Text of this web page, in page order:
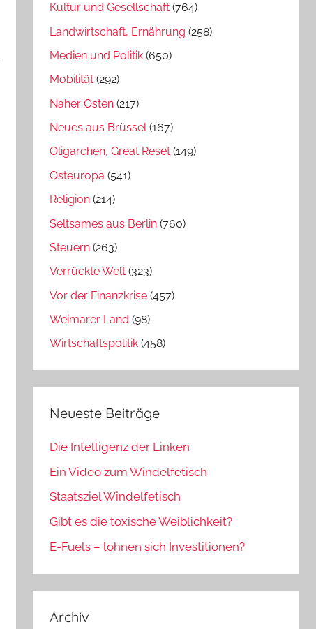
Kultur und Gesellschaft (764)
Landwirtschaft, Ernährung (258)
Medien und Politik (650)
Mobilität (292)
Naher Osten (217)
Neues aus Brüssel(167)
Oligarchen, Great Reset (149)
Osteuropa (541)
Religion (214)
Seltsames aus Berlin (760)
Steuern (263)
Verrückte Welt (323)
Vor der Finanzkrise (457)
Weimarer Land (98)
Wirtschaftspolitik (458)
Neueste Beiträge
Die Intelligenz der Linken
Ein Video zum Windelfetisch
Staatsziel Windelfetisch
Gibt es die toxische Weiblichkeit?
E-Fuels – lohnen sich Investitionen?
Archiv